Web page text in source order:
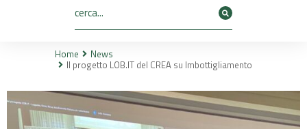
Tu sei qui:
Home
News
Il progetto LOB.IT del CREA su Imbottigliamento